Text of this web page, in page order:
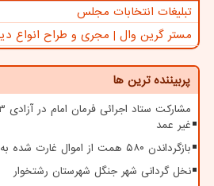
تبلیغات انتخابات مجلس
مستر گرین وال | مجری و طراح انواع
پربیننده ترین ها
غیر عمد
بازگرداندن ۵۸۰ همت از اموال غارت شده به بیت المال
نخل گردانی شهر جنگل شهرستان رشتخوار